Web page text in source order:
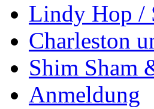
Lindy Hop /
Charleston
Shim Sham
Anmeldung